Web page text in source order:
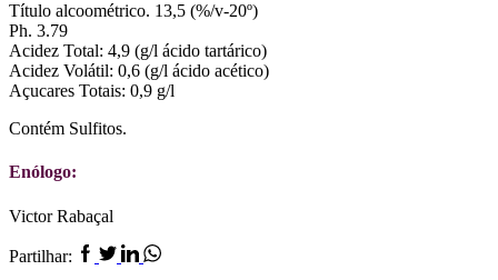
Título alcoométrico. 13,5 (%/v-20º)
Ph. 3.79
Acidez Total: 4,9 (g/l ácido tartárico)
Acidez Volátil: 0,6 (g/l ácido acético)
Açucares Totais: 0,9 g/l
Contém Sulfitos.
Enólogo:
Victor Rabaçal
Partilhar: Facebook
TwitterLinkedin
Whatsapp